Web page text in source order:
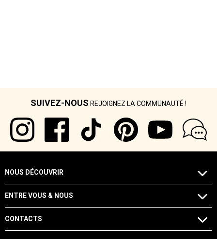
SUIVEZ-NOUS REJOIGNEZ LA COMMUNAUTÉ !
NOUS DÉCOUVRIR
ENTRE VOUS & NOUS
CONTACTS